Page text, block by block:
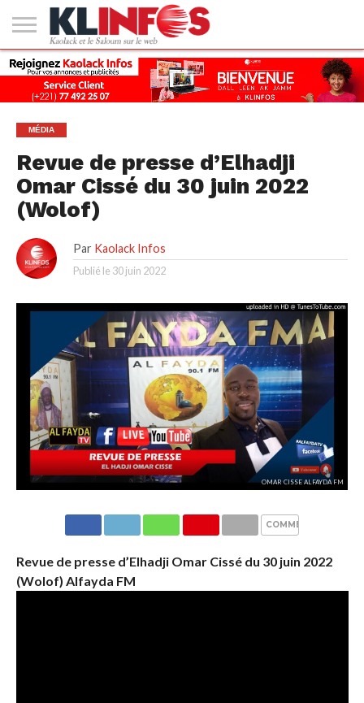
#2
(PAS
DE
TITRE)
KAOLACK
POLITIQUE
ECONOMIE
SOCIÉTÉ
CULTURE
PEOPLE
SPORT
SANTÉ
AFRIQUE
INTERNATIONAL
EMPLOI &
FORMATION
MÉDIA
Revue de presse d’Elhadji
Omar Cissé du 30 juin 2022
(Wolof)
Par Kaolack Infos
Publié le 30 juin 2022
OMAR CISSE ALFAYDA FM
COMMENTAIRES
Revue de presse d’Elhadji Omar Cissé du 30 juin 2022
(Wolof) Alfayda FM